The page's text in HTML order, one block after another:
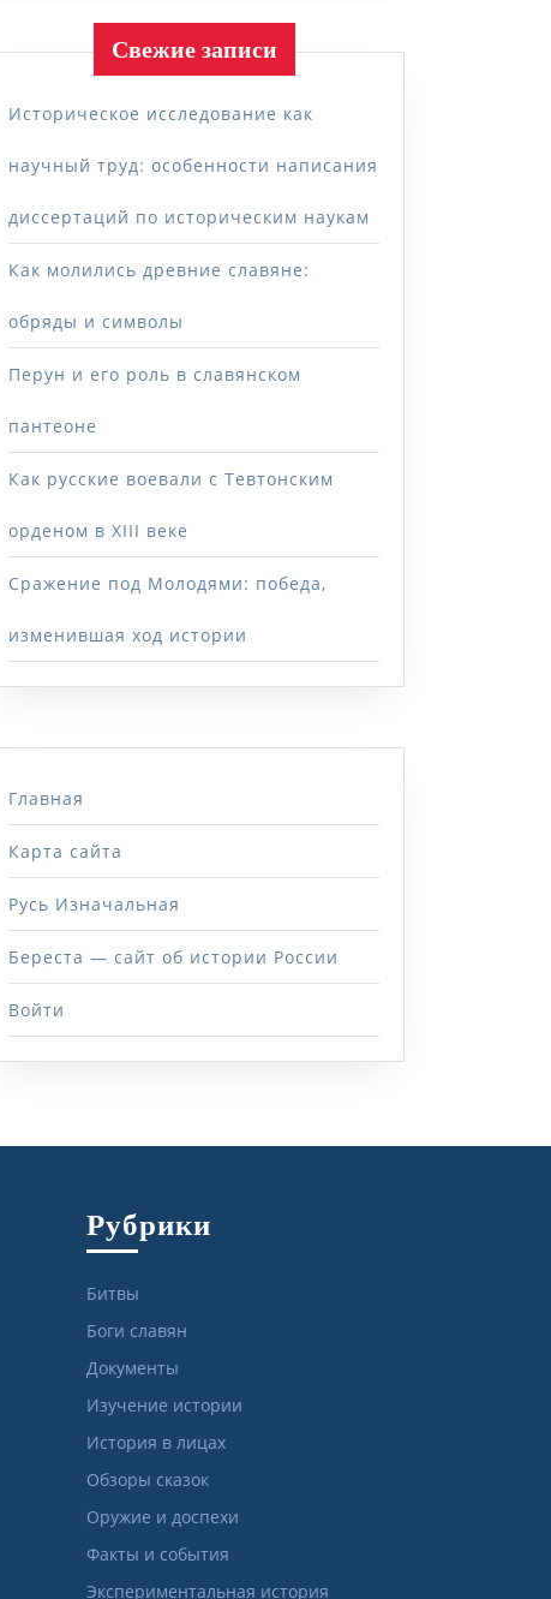
Свежие записи
Историческое исследование как
научный труд: особенности написания
диссертаций по историческим наукам
Как молились древние славяне:
обряды и символы
Перун и его роль в славянском
пантеоне
Как русские воевали с Тевтонским
орденом в XIII веке
Сражение под Молодями: победа,
изменившая ход истории
Главная
Карта сайта
Русь Изначальная
Береста — сайт об истории России
Войти
Рубрики
Битвы
Боги славян
Документы
Изучение истории
История в лицах
Обзоры сказок
Оружие и доспехи
Факты и события
Экспериментальная история